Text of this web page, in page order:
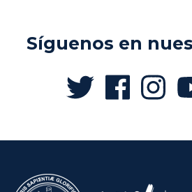
Síguenos en